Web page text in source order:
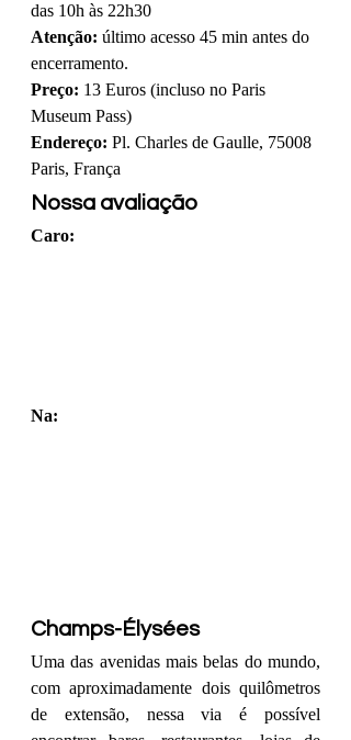
das 10h às 22h30
Atenção: último acesso 45 min antes do
encerramento.
Preço: 13 Euros (incluso no Paris
Museum Pass)
Endereço: Pl. Charles de Gaulle, 75008
Paris, França
Nossa avaliação
Caro:
Na:
Champs-Élysées
Uma das avenidas mais belas do mundo,
com aproximadamente dois quilômetros
de extensão, nessa via é possível